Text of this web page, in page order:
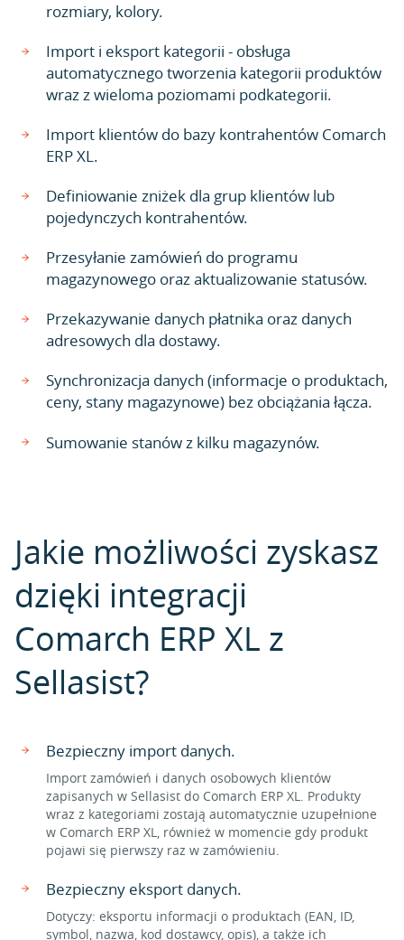
rozmiary, kolory.
Import i eksport kategorii - obsługa
automatycznego tworzenia kategorii produktów
wraz z wieloma poziomami podkategorii.
Import klientów do bazy kontrahentów Comarch
ERP XL.
Definiowanie zniżek dla grup klientów lub
pojedynczych kontrahentów.
Przesyłanie zamówień do programu
magazynowego oraz aktualizowanie statusów.
Przekazywanie danych płatnika oraz danych
adresowych dla dostawy.
Synchronizacja danych (informacje o produktach,
ceny, stany magazynowe) bez obciążania łącza.
Sumowanie stanów z kilku magazynów.
Jakie możliwości zyskasz
dzięki integracji
Comarch ERP XL z
Sellasist?
Bezpieczny import danych.
Import zamówień i danych osobowych klientów
zapisanych w Sellasist do Comarch ERP XL. Produkty
wraz z kategoriami zostają automatycznie uzupełnione
w Comarch ERP XL, również w momencie gdy produkt
pojawi się pierwszy raz w zamówieniu.
Bezpieczny eksport danych.
Dotyczy: eksportu informacji o produktach (EAN, ID,
symbol, nazwa, kod dostawcy, opis), a także ich